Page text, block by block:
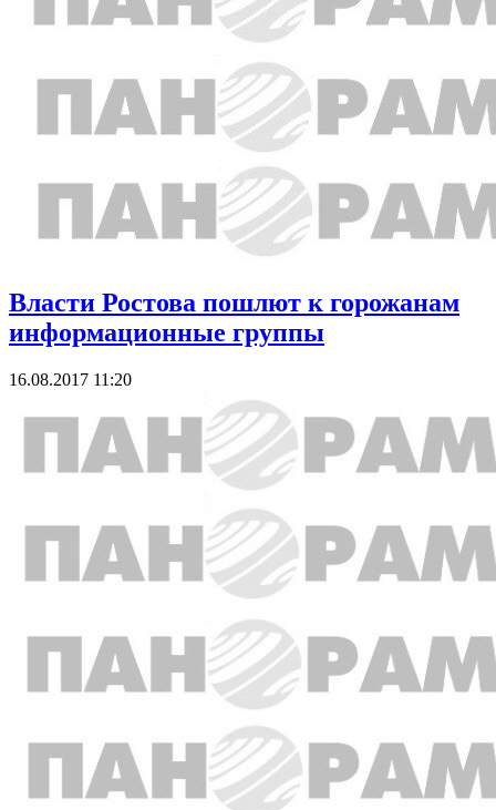
Власти Ростова пошлют к горожанам
информационные группы
16.08.2017 11:20